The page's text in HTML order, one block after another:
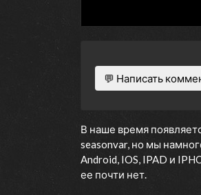
💬 Написать
В наше время
seasonvar, но мы
Android, IOS, IPAD и
ее почти нет.